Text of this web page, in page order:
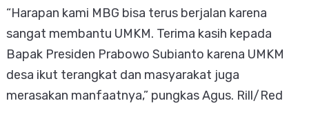
“Harapan kami MBG bisa terus berjalan karena
sangat membantu UMKM. Terima kasih kepada
Bapak Presiden Prabowo Subianto karena UMKM
desa ikut terangkat dan masyarakat juga
merasakan manfaatnya,” pungkas Agus. Rill/Red